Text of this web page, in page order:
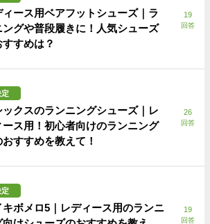
ィース用ベアフットシューズ｜ラ
ングや普段履きに！人気シューズ
すすめは？
19
回答
定
ックスのランニングシューズ｜レ
ース用！初心者向けのランニング
すすめを教えて！
26
回答
定
キボメロ5｜レディース用のランニ
19
回答